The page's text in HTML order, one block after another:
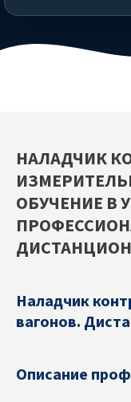
НАЛАДЧИК
ОБУЧЕНИЕ В
Наладчик
вагонов.
Описание